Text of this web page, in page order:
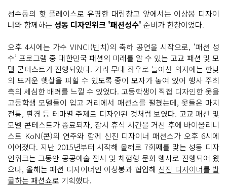
성수동의 핫 플레이스로 유명한 대림창고 앞에서는 이상봉 디자이
너와 함께하는 성동 디자인위크 '패션성수' 준비가 한창이었다.
오후 4시에는 가수 VINCI(빈치)의 축하 공연을 시작으로, ‘패션 성
수’ 프로그램 중 대한민국 패션의 미래를 알 수 있는 고교 패션 및 모
델 콘테스트가 진행되었다. 거리 무대 좌우로 늘어선 의자에는 한낮
의 뜨거운 햇살을 피할 수 있도록 종이 모자가 놓여 있어 행사 주최
측의 세심한 배려를 느낄 수 있었다. 고등학생이 직접 디자인한 옷을
고등학생 모델들이 입고 거리에서 패션쇼를 펼쳤는데, 옷들은 마치
전통, 환경 등 테마별 주제로 디자인된 것처럼 보였다. 고교 패션 및
모델 콘테스트가 종료되자, 잠시 휴식 시간을 거친 후에 바이올리니
스트 KoN(콘)의 연주와 함께 신진 디자이너 패션쇼가 오후 6시에
이어졌다. 지난 2015년부터 시작해 올해로 7회째를 맞는 성동 디자
인위크는 그동안 공공예술 전시 및 체험형 문화 행사로 진행되어 왔
으나, 올해는 패션 디자이너인 이상봉과 협업해 신진 디자이너를 발
굴하는 패션쇼로 기획했다.